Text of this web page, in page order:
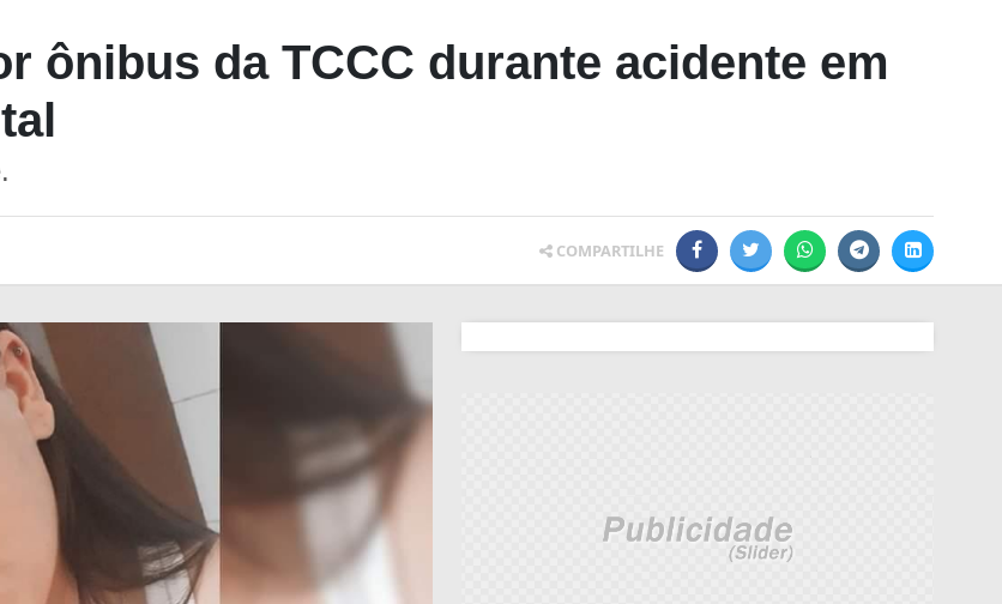
ônibus da TCCC durante acidente em
COMPARTILHE